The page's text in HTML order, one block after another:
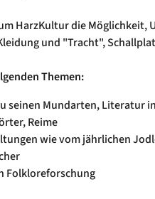
HarzKultur die
und "Tracht",
Themen:
seinen Mundarten, Literatur
Reime
wie vom jährlichen
Folkloreforschung